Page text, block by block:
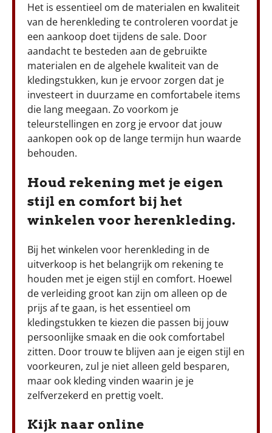
Het is essentieel om de materialen en kwaliteit
van de herenkleding te controleren voordat je
een aankoop doet tijdens de sale. Door
aandacht te besteden aan de gebruikte
materialen en de algehele kwaliteit van de
kledingstukken, kun je ervoor zorgen dat je
investeert in duurzame en comfortabele items
die lang meegaan. Zo voorkom je
teleurstellingen en zorg je ervoor dat jouw
aankopen ook op de lange termijn hun waarde
behouden.
Houd rekening met je eigen
stijl en comfort bij het
winkelen voor herenkleding.
Bij het winkelen voor herenkleding in de
uitverkoop is het belangrijk om rekening te
houden met je eigen stijl en comfort. Hoewel
de verleiding groot kan zijn om alleen op de
prijs af te gaan, is het essentieel om
kledingstukken te kiezen die passen bij jouw
persoonlijke smaak en die ook comfortabel
zitten. Door trouw te blijven aan je eigen stijl en
voorkeuren, zul je niet alleen geld besparen,
maar ook kleding vinden waarin je je
zelfverzekerd en prettig voelt.
Kijk naar online